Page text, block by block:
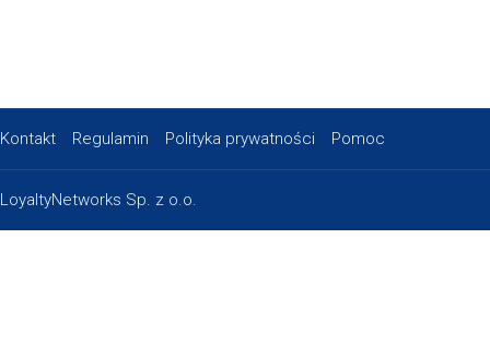
Kontakt Regulamin Polityka prywatności Pomoc
LoyaltyNetworks Sp. z o.o.